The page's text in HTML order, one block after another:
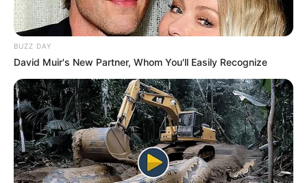
BUZZ DAY
David Muir's New Partner, Whom You'll Easily Recognize